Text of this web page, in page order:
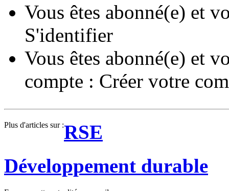
Vous êtes abonné(e) et
S'identifier
Vous êtes abonné(e) et
compte : Créer votre
Plus d'articles sur :RSE
Développement durable